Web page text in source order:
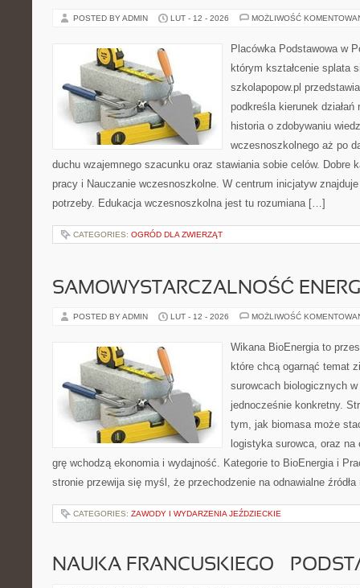
POSTED BY ADMIN LUT - 12 - 2026 MOŻLIWOŚĆ
Placówka Podstawowa w
którym kształcenie splata
szkolapopow.pl
podkreśla kierunek
historia o zdobywaniu
wczesnoszkolnego aż po
duchu wzajemnego szacunku oraz stawiania sobie celów. Dobre
pracy i Nauczanie wczesnoszkolne. W centrum inicjatyw
potrzeby. Edukacja wczesnoszkolna jest tu rozumiana […]
CATEGORIES: OGRÓD DLA ZWIERZĄT
SAMOWYSTARCZALNOŚĆ
POSTED BY ADMIN LUT - 12 - 2026 MOŻLIWOŚĆ
Wikana BioEnergia to
które chcą ogarnąć temat
surowcach biologicznych
jednocześnie konkretny.
tym, jak biomasa może
logistyka surowca, oraz
grę wchodzą ekonomia i wydajność. Kategorie to BioEnergia i
stronie przewija się myśl, że przechodzenie na odnawialne
CATEGORIES: ZAWODY I WYDARZENIA JEŹDZIECKIE
NAUKA FRANCUSKIEGO –